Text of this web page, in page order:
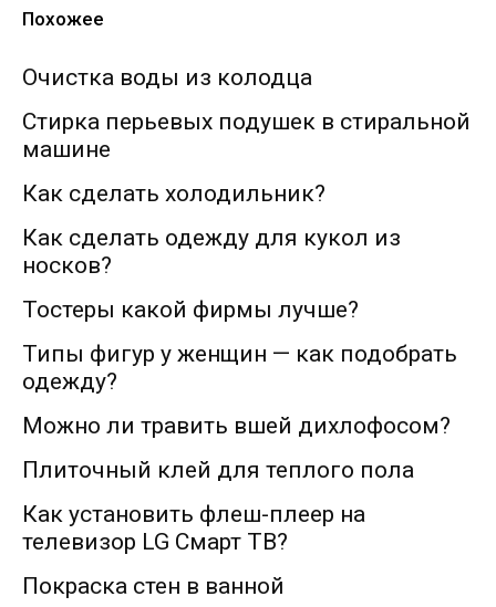
Похожее
Очистка воды из колодца
Стирка перьевых подушек в стиральной
машине
Как сделать холодильник?
Как сделать одежду для кукол из
носков?
Тостеры какой фирмы лучше?
Типы фигур у женщин — как подобрать
одежду?
Можно ли травить вшей дихлофосом?
Плиточный клей для теплого пола
Как установить флеш-плеер на
телевизор LG Смарт ТВ?
Покраска стен в ванной